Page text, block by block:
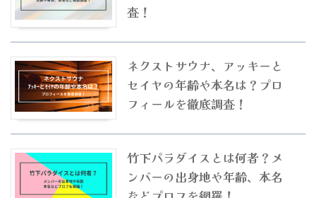
査！
ネクストサウナ、アッキーと
セイヤの年齢や本名は？プロ
フィールを徹底調査！
竹下パラダイスとは何者？メ
ンバーの出身地や年齢、本名